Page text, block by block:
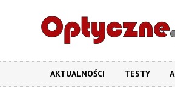
AKTUALNOŚCI TESTY